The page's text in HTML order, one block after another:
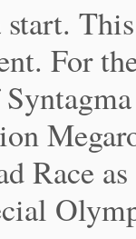
For
Race